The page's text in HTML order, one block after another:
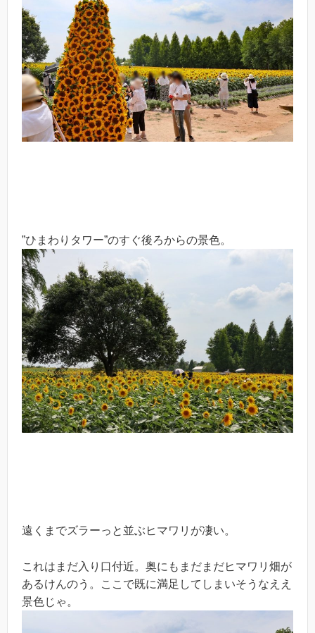
”ひまわりタワー”のすぐ後ろからの景色。
遠くまでズラーっと並ぶヒマワリが凄い。
これはまだ入り口付近。奥にもまだまだヒマワリ畑が
あるけんのう。ここで既に満足してしまいそうなええ
景色じゃ。